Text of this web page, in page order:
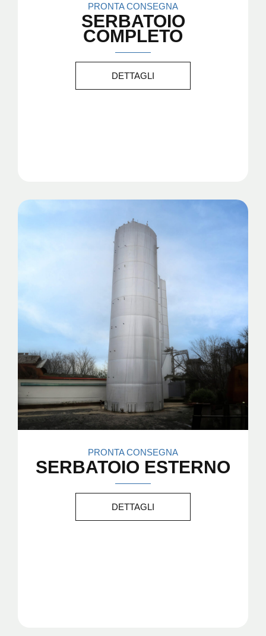
PRONTA CONSEGNA
SERBATOIO
COMPLETO
DETTAGLI
PRONTA CONSEGNA
SERBATOIO ESTERNO
DETTAGLI